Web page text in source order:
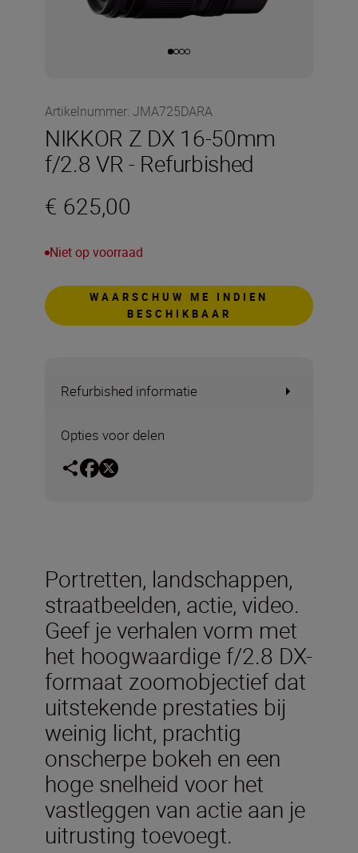
Artikelnummer: JMA725DARA
NIKKOR Z DX 16-50mm
f/2.8 VR - Refurbished
€ 625,00
Niet op voorraad
WAARSCHUW ME INDIEN
BESCHIKBAAR
Refurbished informatie
Opties voor delen
Portretten, landschappen,
straatbeelden, actie, video.
Geef je verhalen vorm met
het hoogwaardige f/2.8 DX-
formaat zoomobjectief dat
uitstekende prestaties bij
weinig licht, prachtig
onscherpe bokeh en een
hoge snelheid voor het
vastleggen van actie aan je
uitrusting toevoegt.